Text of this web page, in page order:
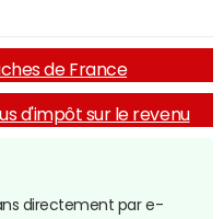
de France
d'impôt sur le revenu
directement par e-